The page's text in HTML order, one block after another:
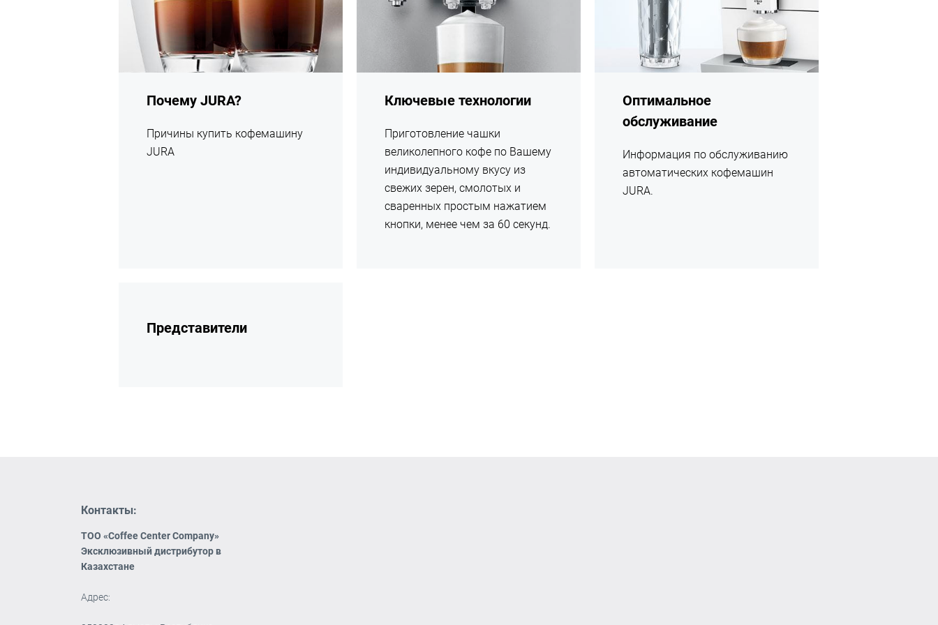
Почему JURA?
Причины купить кофемашину
JURA
Ключевые технологии
Приготовление чашки
великолепного кофе по Вашему
индивидуальному вкусу из
свежих зерен, смолотых и
сваренных простым нажатием
кнопки, менее чем за 60 секунд.
Оптимальное
обслуживание
Информация по обслуживанию
автоматических кофемашин
JURA.
Представители
Контакты:
ТОО «Coffee Center Company»
Эксклюзивный дистрибутор в
Казахстане
Адрес: